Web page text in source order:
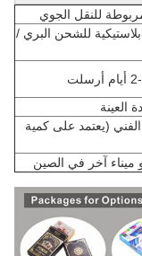
للنقل الجوي
للشحن البري /
الفني (يعتمد على كمية
ميناء آخر في الصين